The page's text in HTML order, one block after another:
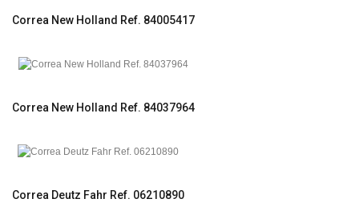
Correa New Holland Ref. 84005417
Correa New Holland Ref. 84037964
Correa Deutz Fahr Ref. 06210890